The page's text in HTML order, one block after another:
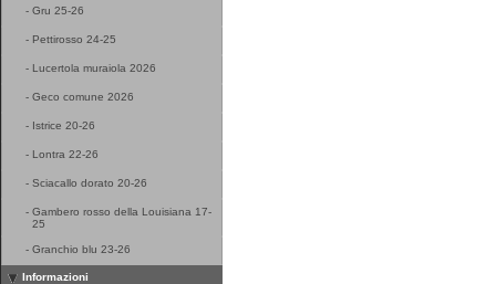
- Gru 25-26
- Pettirosso 24-25
- Lucertola muraiola 2026
- Geco comune 2026
- Istrice 20-26
- Lontra 22-26
- Sciacallo dorato 20-26
- Gambero rosso della Louisiana 17-
25
- Granchio blu 23-26
Informazioni